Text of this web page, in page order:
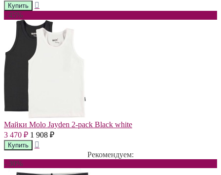
- 45%
Майки Molo Jayden 2-pack Black white
3 470 ₽ 1 908 ₽
Рекомендуем:
- 30%